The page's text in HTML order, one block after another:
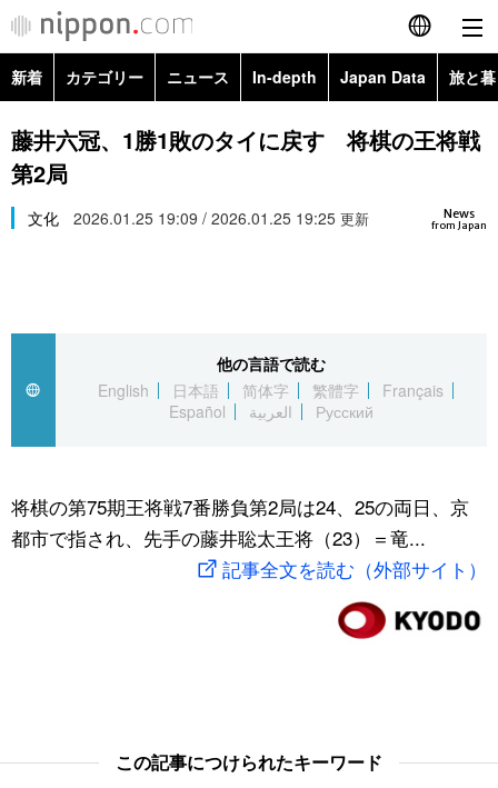
English
简体字
Русский
カテゴリー
経済・ビジネス
国際
文化
トップ
アーカイブ
In-depth
Japan Data
動画/Live
新着 カテゴリー ニュース In-depth Japan Data 旅と
政治・外交
経済・ビジネス
スポーツ・東京2020
Topics
藤井六冠、1勝1敗のタイに戻す 将棋の王将戦
第2局
News
from Japan
文化 2026.01.25 19:09 / 2026.01.25 19:25 更新
他の言語で読む
English
日本語 简体字 繁體字
Français
Español
العربية Русский
将棋の第75期王将戦7番勝負第2局は24、25の両日、京
都市で指され、先手の藤井聡太王将（23）＝竜...
記事全文を読む（外部サイト）
この記事につけられたキーワード